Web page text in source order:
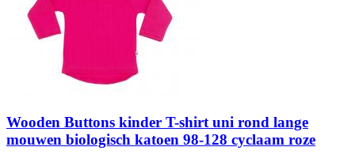
Wooden Buttons kinder T-shirt uni rond lange
mouwen biologisch katoen 98-128 cyclaam roze